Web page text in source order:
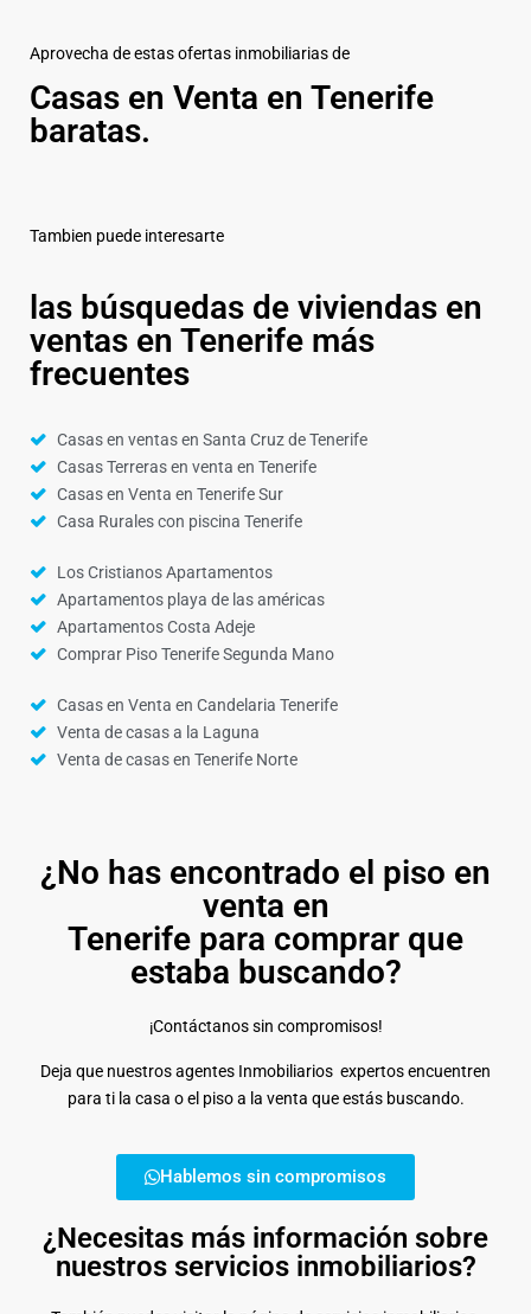
Aprovecha de estas ofertas inmobiliarias de
Casas en Venta en Tenerife
baratas.
Tambien puede interesarte
las búsquedas de viviendas en
ventas en Tenerife más
frecuentes
Casas en ventas en Santa Cruz de Tenerife
Casas Terreras en venta en Tenerife
Casas en Venta en Tenerife Sur
Casa Rurales con piscina Tenerife
Los Cristianos Apartamentos
Apartamentos playa de las américas
Apartamentos Costa Adeje
Comprar Piso Tenerife Segunda Mano
Casas en Venta en Candelaria Tenerife
Venta de casas a la Laguna
Venta de casas en Tenerife Norte
¿No has encontrado el piso en
venta en
Tenerife para comprar que
estaba buscando?
¡Contáctanos sin compromisos!
Deja que nuestros agentes Inmobiliarios expertos encuentren
para ti la casa o el piso a la venta que estás buscando.
Hablemos sin compromisos
¿Necesitas más información sobre
nuestros servicios inmobiliarios?